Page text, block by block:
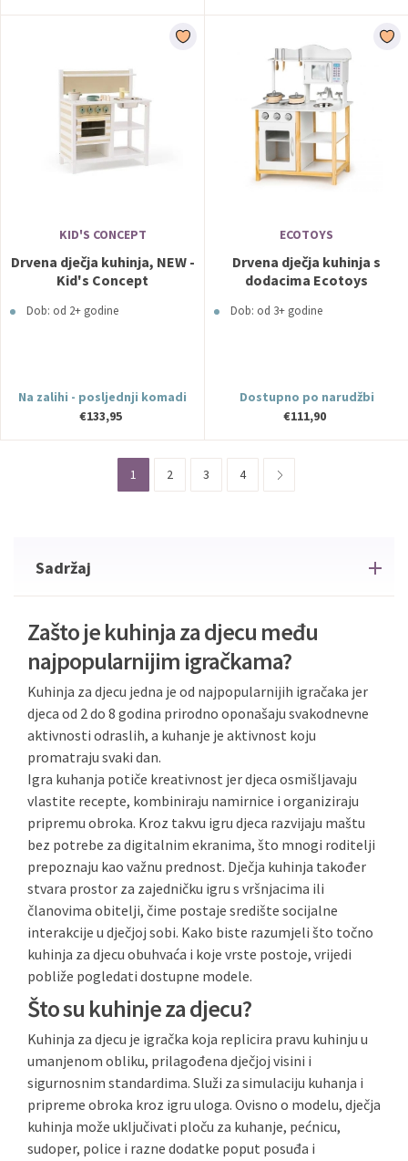
KID'S CONCEPT
Drvena dječja kuhinja, NEW -
Kid's Concept
Dob: od 2+ godine
Na zalihi - posljednji komadi
€133,95
ECOTOYS
Drvena dječja kuhinja s
dodacima Ecotoys
Dob: od 3+ godine
Dostupno po narudžbi
€111,90
1 2 3 4
Sadržaj
Zašto je kuhinja za djecu među
najpopularnijim igračkama?
Kuhinja za djecu jedna je od najpopularnijih igračaka jer
djeca od 2 do 8 godina prirodno oponašaju svakodnevne
aktivnosti odraslih, a kuhanje je aktivnost koju
promatraju svaki dan.
Igra kuhanja potiče kreativnost jer djeca osmišljavaju
vlastite recepte, kombiniraju namirnice i organiziraju
pripremu obroka. Kroz takvu igru djeca razvijaju maštu
bez potrebe za digitalnim ekranima, što mnogi roditelji
prepoznaju kao važnu prednost. Dječja kuhinja također
stvara prostor za zajedničku igru s vršnjacima ili
članovima obitelji, čime postaje središte socijalne
interakcije u dječjoj sobi. Kako biste razumjeli što točno
kuhinja za djecu obuhvaća i koje vrste postoje, vrijedi
pobliže pogledati dostupne modele.
Što su kuhinje za djecu?
Kuhinja za djecu je igračka koja replicira pravu kuhinju u
umanjenom obliku, prilagođena dječjoj visini i
sigurnosnim standardima. Služi za simulaciju kuhanja i
pripreme obroka kroz igru uloga. Ovisno o modelu, dječja
kuhinja može uključivati ploču za kuhanje, pećnicu,
sudoper, police i razne dodatke poput posuđa i